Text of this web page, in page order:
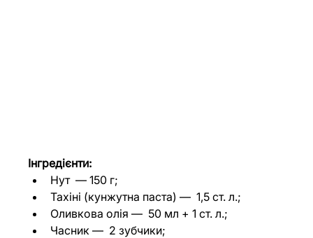
Інгредієнти:
Нут — 150 г;
Тахіні (кунжутна паста) — 1,5 ст. л.;
Оливкова олія — 50 мл + 1 ст. л.;
Часник — 2 зубчики;